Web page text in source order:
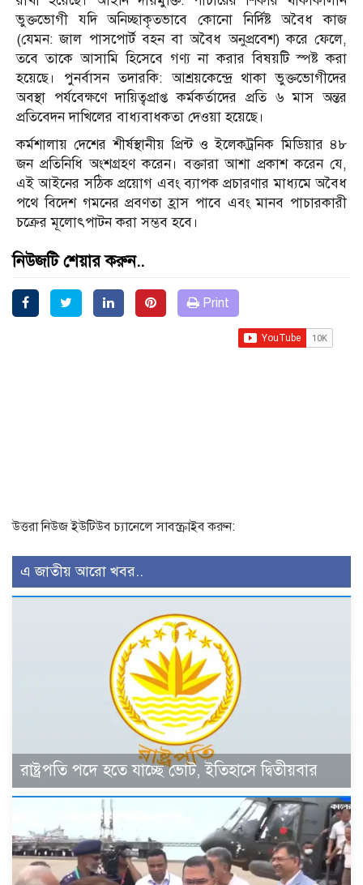
ভুক্তভোগী যদি অনিচ্ছাকৃতভাবে কোনো নির্দিষ্ট অবৈধ কাজ
(যেমন: জাল পাসপোর্ট বহন বা অবৈধ অনুপ্রবেশ) করে ফেলে,
তবে তাকে আসামি হিসেবে গণ্য না করার বিষয়টি স্পষ্ট করা
হয়েছে। পুনর্বাসন তদারকি: আশ্রয়কেন্দ্রে থাকা ভুক্তভোগীদের
অবস্থা পর্যবেক্ষণে দায়িত্বপ্রাপ্ত কর্মকর্তাদের প্রতি ৬ মাস অন্তর
প্রতিবেদন দাখিলের বাধ্যবাধকতা দেওয়া হয়েছে।
কর্মশালায় দেশের শীর্ষস্থানীয় প্রিন্ট ও ইলেকট্রনিক মিডিয়ার ৪৮
জন প্রতিনিধি অংশগ্রহণ করেন। বক্তারা আশা প্রকাশ করেন যে,
এই আইনের সঠিক প্রয়োগ এবং ব্যাপক প্রচারণার মাধ্যমে অবৈধ
পথে বিদেশ গমনের প্রবণতা হ্রাস পাবে এবং মানব পাচারকারী
চক্রের মূলোৎপাটন করা সম্ভব হবে।
নিউজটি শেয়ার করুন..
Print
উত্তরা নিউজ ইউটিউব চ্যানেলে সাবস্ক্রাইব করুন:
এ জাতীয় আরো খবর..
রাষ্ট্রপতি পদে হতে যাচ্ছে ভোট, ইতিহাসে দ্বিতীয়বার